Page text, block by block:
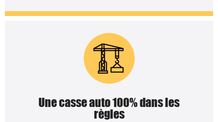
Une casse auto 100% dans les
règles